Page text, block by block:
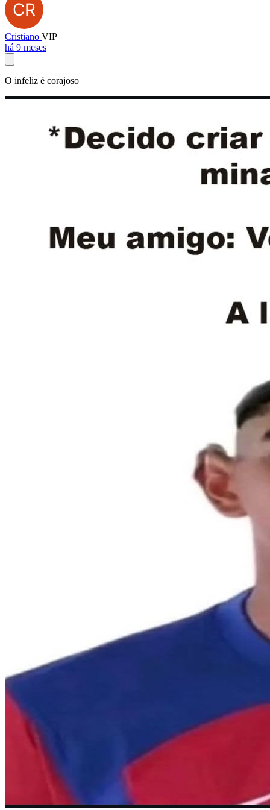
Cristiano VIP
há 9 meses
O infeliz é corajoso